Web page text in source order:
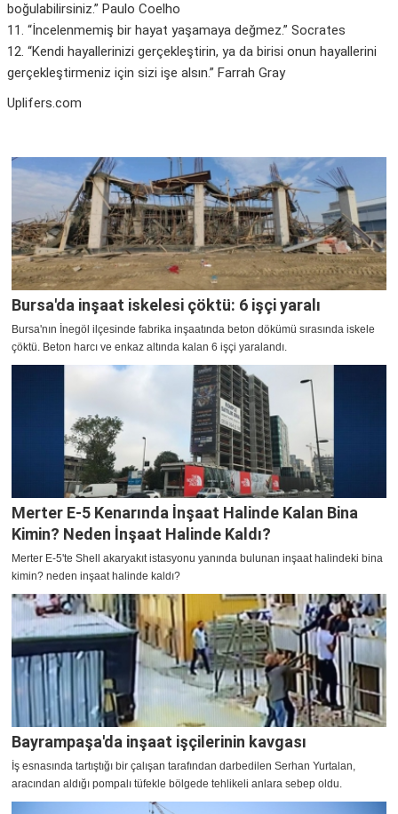
boğulabilirsiniz.” Paulo Coelho
11. “İncelenmemiş bir hayat yaşamaya değmez.” Socrates
12. “Kendi hayallerinizi gerçekleştirin, ya da birisi onun hayallerini
gerçekleştirmeniz için sizi işe alsın.” Farrah Gray
Uplifers.com
Bursa'da inşaat iskelesi çöktü: 6 işçi yaralı
Bursa'nın İnegöl ilçesinde fabrika inşaatında beton dökümü sırasında iskele
çöktü. Beton harcı ve enkaz altında kalan 6 işçi yaralandı.
Merter E-5 Kenarında İnşaat Halinde Kalan Bina
Kimin? Neden İnşaat Halinde Kaldı?
Merter E-5'te Shell akaryakıt istasyonu yanında bulunan inşaat halindeki bina
kimin? neden inşaat halinde kaldı?
Bayrampaşa'da inşaat işçilerinin kavgası
İş esnasında tartıştığı bir çalışan tarafından darbedilen Serhan Yurtalan,
aracından aldığı pompalı tüfekle bölgede tehlikeli anlara sebep oldu.